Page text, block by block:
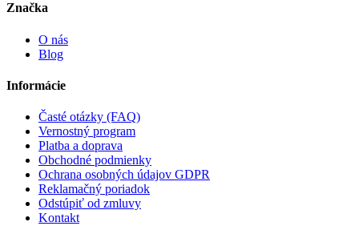
Značka
O nás
Blog
Informácie
Časté otázky (FAQ)
Vernostný program
Platba a doprava
Obchodné podmienky
Ochrana osobných údajov GDPR
Reklamačný poriadok
Odstúpiť od zmluvy
Kontakt